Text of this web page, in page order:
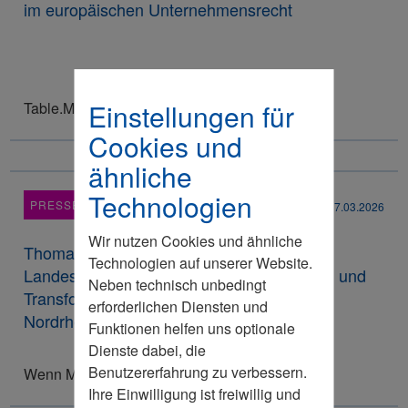
Einstellungen für
Cookies und
ähnliche
Technologien
Wir nutzen Cookies und ähnliche
Technologien auf unserer Website.
Neben technisch unbedingt
erforderlichen Diensten und
Funktionen helfen uns optionale
Dienste dabei, die
Benutzererfahrung zu verbessern.
Ihre Einwilligung ist freiwillig und
im europäischen Unternehmensrecht
Table.Media
PRESSEMITTEILUNG 17.03.2026
Thomas L. Rödding übernimmt Vorsitz der
Landesfachkommission Digitale Innovation und
Transformation des Wirtschaftsrates in
Nordrhein-Westfalen
Wenn Marktregeln digital werden